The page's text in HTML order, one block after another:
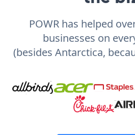
POWR has helped
businesses on
(besides Antarctica,